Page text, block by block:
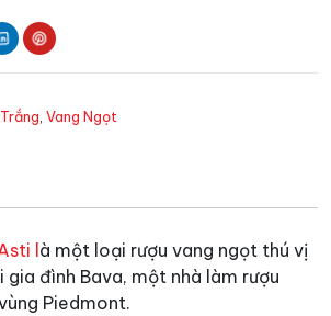
, Vang Ngọt
l à một loại rượu vang ngọt thú vị
gia đình Bava, một nhà làm rượu
Piedmont.